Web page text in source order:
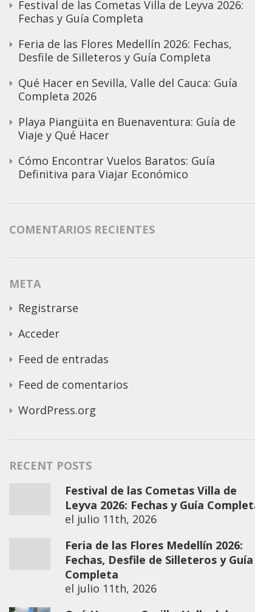
Festival de las Cometas Villa de Leyva 2026:
Fechas y Guía Completa
Feria de las Flores Medellín 2026: Fechas,
Desfile de Silleteros y Guía Completa
Qué Hacer en Sevilla, Valle del Cauca: Guía
Completa 2026
Playa Piangüita en Buenaventura: Guía de
Viaje y Qué Hacer
Cómo Encontrar Vuelos Baratos: Guía
Definitiva para Viajar Económico
COMENTARIOS RECIENTES
META
Registrarse
Acceder
Feed de entradas
Feed de comentarios
WordPress.org
RECENT POSTS
Festival de las Cometas Villa de
Leyva 2026: Fechas y Guía Completa
el julio 11th, 2026
Feria de las Flores Medellín 2026:
Fechas, Desfile de Silleteros y Guía
Completa
el julio 11th, 2026